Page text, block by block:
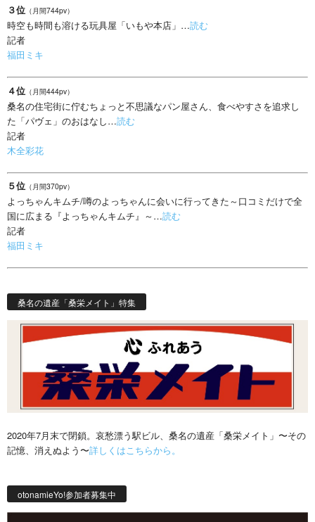
３位 （月間744pv）
時空も時間も溶ける玩具屋「いもや本店」…読む
記者
福田ミキ
４位 （月間444pv）
桑名の住宅街に佇むちょっと不思議なパン屋さん、食べやすさを追求し
た「パヴェ」のおはなし…読む
記者
木全彩花
５位 （月間370pv）
よっちゃんキムチ/噂のよっちゃんに会いに行ってきた～口コミだけで全
国に広まる『よっちゃんキムチ』～…読む
記者
福田ミキ
桑名の遺産「桑栄メイト」特集
2020年7月末で閉鎖。哀愁漂う駅ビル、桑名の遺産「桑栄メイト」〜その
記憶、消えぬよう〜詳しくはこちらから。
otonamieYo!参加者募集中